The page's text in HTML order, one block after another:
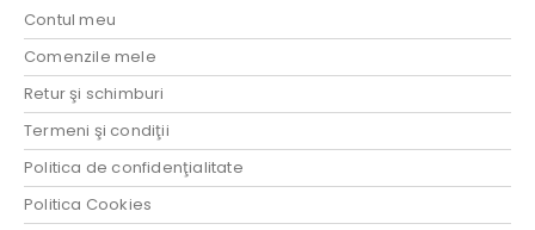
Contul meu
Comenzile mele
Retur şi schimburi
Termeni şi condiţii
Politica de confidenţialitate
Politica Cookies